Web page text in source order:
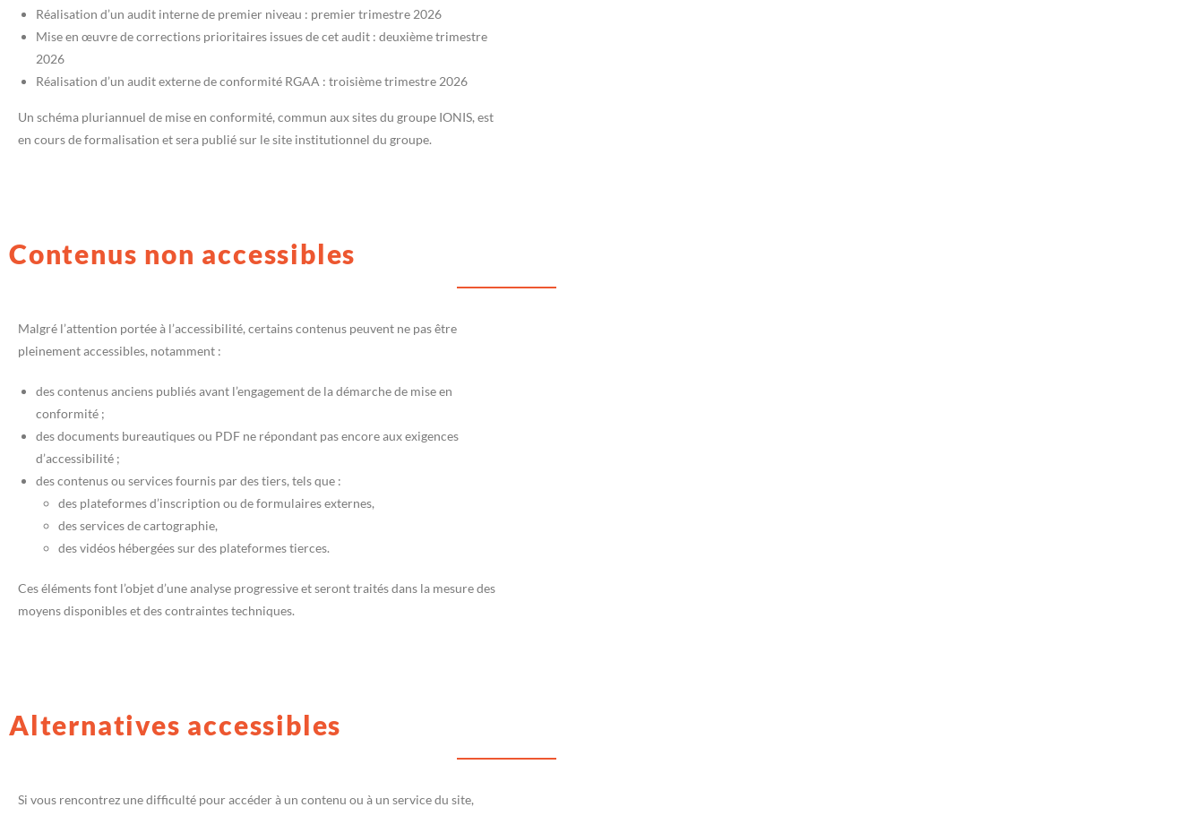
Réalisation d’un audit interne de premier niveau : premier trimestre 2026
Mise en œuvre de corrections prioritaires issues de cet audit : deuxième trimestre
2026
Réalisation d’un audit externe de conformité RGAA : troisième trimestre 2026
Un schéma pluriannuel de mise en conformité, commun aux sites du groupe IONIS, est
en cours de formalisation et sera publié sur le site institutionnel du groupe.
Contenus non accessibles
Malgré l’attention portée à l’accessibilité, certains contenus peuvent ne pas être
pleinement accessibles, notamment :
des contenus anciens publiés avant l’engagement de la démarche de mise en
conformité ;
des documents bureautiques ou PDF ne répondant pas encore aux exigences
d’accessibilité ;
des contenus ou services fournis par des tiers, tels que :
des plateformes d’inscription ou de formulaires externes,
des services de cartographie,
des vidéos hébergées sur des plateformes tierces.
Ces éléments font l’objet d’une analyse progressive et seront traités dans la mesure des
moyens disponibles et des contraintes techniques.
Alternatives accessibles
Si vous rencontrez une difficulté pour accéder à un contenu ou à un service du site,